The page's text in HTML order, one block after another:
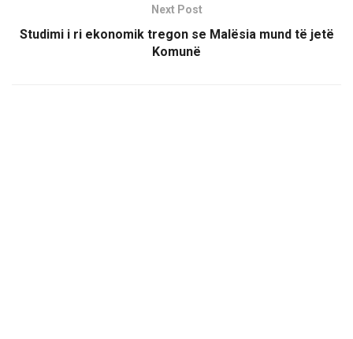
Next Post
Studimi i ri ekonomik tregon se Malësia mund të jetë
Komunë